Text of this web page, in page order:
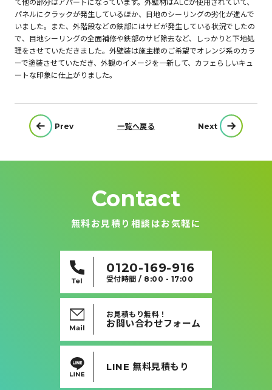
て他の部分はアパートになっています。外壁材はALCが使用されていて、
パネルにクラックが発生しているほか、目地のシーリングの劣化が進んで
いました。また、外階段などの鉄部にはサビが発生している状況でしたの
で、目地シーリングの全面補修や鉄部のサビ除去など、しっかりと下地処
理をさせていただきました。外壁装は施主様のご希望でオレンジ系のカラ
ーで塗装させていただき、外観のイメージを一新して、カフェらしいキュ
ートな印象に仕上がりました。
投
稿
Prev Next
一覧へ戻る
Contact
無料お見積り相談はお気軽に
0120-169-916
受付時間 / 8:00 - 17:00
お見積もり無料！
お問い合わせフォーム
LINE 無料見積もり